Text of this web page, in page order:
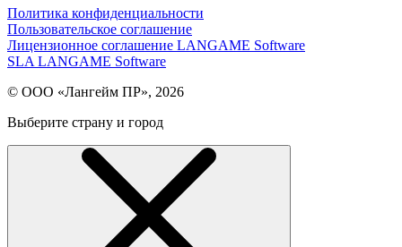
Политика конфиденциальности
Пользовательское соглашение
Лицензионное соглашение LANGAME Software
SLA LANGAME Software
© ООО «Лангейм ПР», 2026
Выберите страну и город